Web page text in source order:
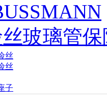
玻璃管
丝
丝
子